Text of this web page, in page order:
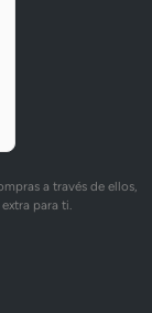
a través de ellos,
para ti.